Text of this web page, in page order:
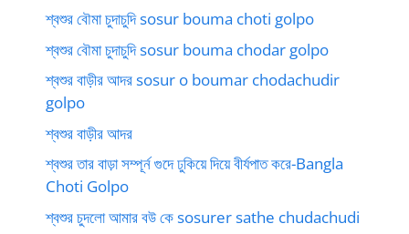
শ্বশুর বৌমা চুদাচুদি sosur bouma choti golpo
শ্বশুর বৌমা চুদাচুদি sosur bouma chodar golpo
শ্বশুর বাড়ীর আদর sosur o boumar chodachudir
golpo
শ্বশুর বাড়ীর আদর
শ্বশুর তার বাড়া সম্পূর্ন গুদে ঢুকিয়ে দিয়ে বীর্যপাত করে-Bangla
Choti Golpo
শ্বশুর চুদলো আমার বউ কে sosurer sathe chudachudi